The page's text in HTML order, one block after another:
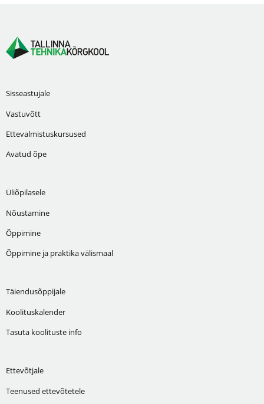
Sisseastujale
Vastuvõtt
Ettevalmistuskursused
Avatud õpe
Üliõpilasele
Nõustamine
Õppimine
Õppimine ja praktika välismaal
Täiendusõppijale
Koolituskalender
Tasuta koolituste info
Ettevõtjale
Teenused ettevõtetele